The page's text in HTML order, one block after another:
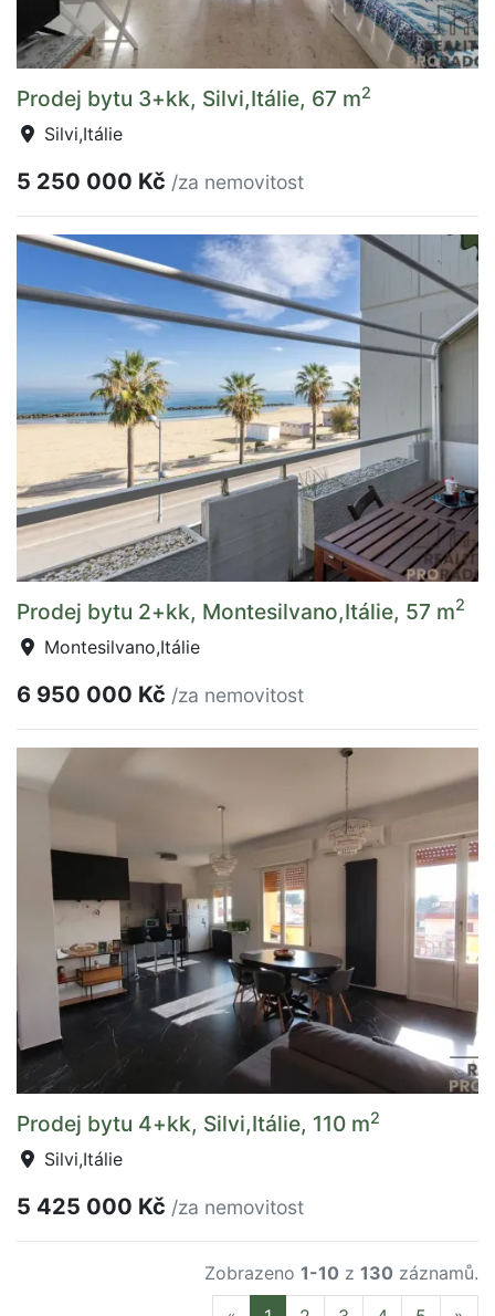
Prodej bytu 3+kk, Silvi,Itálie, 67 m2
Silvi,Itálie
5 250 000 Kč /za nemovitost
Prodej bytu 2+kk, Montesilvano,Itálie, 57 m2
Montesilvano,Itálie
6 950 000 Kč /za nemovitost
Prodej bytu 4+kk, Silvi,Itálie, 110 m2
Silvi,Itálie
5 425 000 Kč /za nemovitost
Zobrazeno 1-10 z 130 záznamů.